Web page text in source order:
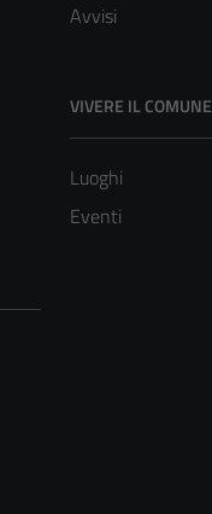
Avvisi
VIVERE IL COMUNE
Luoghi
Eventi